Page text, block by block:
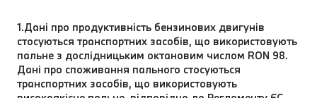
1.Дані про продуктивність бензинових двигунів
стосуються транспортних засобів, що використовують
пальне з дослідницьким октановим числом RON 98.
Дані про споживання пального стосуються
транспортних засобів, що використовують